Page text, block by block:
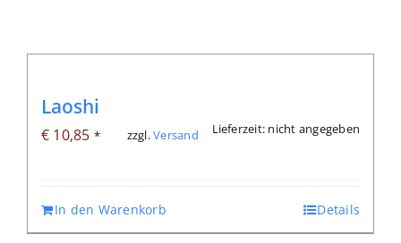
Laoshi
€ 10,85 * zzgl.Versand Lieferzeit: nicht angegeben
In den Warenkorb Details